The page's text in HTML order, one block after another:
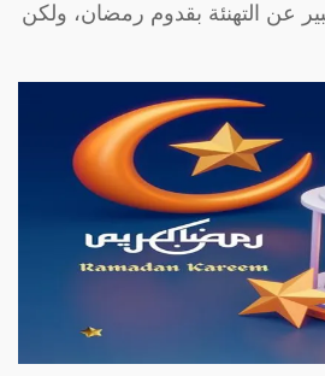
عن التهنئة بقدوم رمضان، ولكن